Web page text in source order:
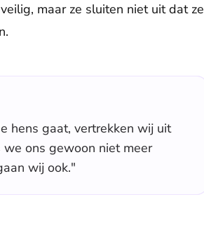
maar ze sluiten niet uit dat ze
hens gaat, vertrekken wij uit
ons gewoon niet meer
wij ook."